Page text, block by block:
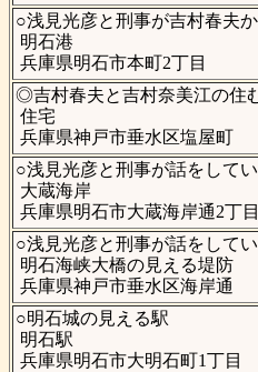
○浅見光彦と刑事が吉村春夫
明石港
兵庫県明石市本町2丁目
◎吉村春夫と吉村奈美江の住
住宅
兵庫県神戸市垂水区塩屋町
○浅見光彦と刑事が話をして
大蔵海岸
兵庫県明石市大蔵海岸通2丁目
○浅見光彦と刑事が話をして
明石海峡大橋の見える堤防
兵庫県神戸市垂水区海岸通
○明石城の見える駅
明石駅
兵庫県明石市大明石町1丁目